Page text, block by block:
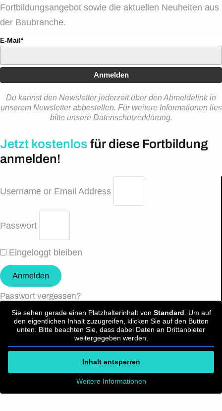
Fortbildungsangebot sowie die aktuellen Neuheiten aus
der Baubranche.
E-Mail*
Anmelden
Du kannst den Newsletter jederzeit über den Abmeldelink in
unserem Newsletter abbestellen. Für weitere Informationen lies
bitte unsere Datenschutzerklärung.
Jetzt kostenlos für diese Fortbildung
anmelden!
Username or Email Address
Passwort
Eingeloggt bleiben
Anmelden
Passwort vergessen?
Sie sehen gerade einen Platzhalterinhalt von Standard . Um auf
den eigentlichen Inhalt zuzugreifen, klicken Sie auf den Button
unten. Bitte beachten Sie, dass dabei Daten an Drittanbieter
weitergegeben werden.
Inhalt entsperren
Weitere Informationen